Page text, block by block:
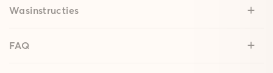
Wasinstructies
FAQ